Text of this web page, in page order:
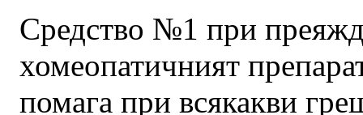
Средство №1 при
хомеопатичният
помага при всякакви